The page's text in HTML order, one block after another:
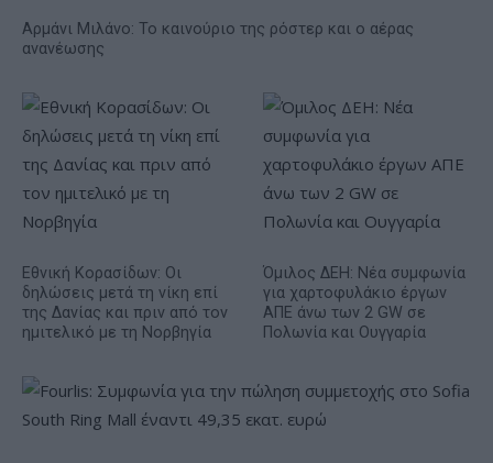
Αρμάνι Μιλάνο: Το καινούριο της ρόστερ και ο αέρας
ανανέωσης
Εθνική Κορασίδων: Οι
δηλώσεις μετά τη νίκη επί
της Δανίας και πριν από τον
ημιτελικό με τη Νορβηγία
Όμιλος ΔΕΗ: Νέα συμφωνία
για χαρτοφυλάκιο έργων
ΑΠΕ άνω των 2 GW σε
Πολωνία και Ουγγαρία